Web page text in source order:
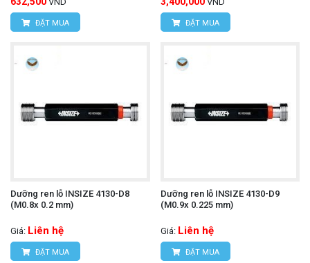
ĐẶT MUA ĐẶT MUA
Dưỡng ren lỗ INSIZE 4130-D8
(M0.8x 0.2 mm)
Giá: Liên hệ
ĐẶT MUA
Dưỡng ren lỗ INSIZE 4130-D9
(M0.9x 0.225 mm)
Giá: Liên hệ
ĐẶT MUA